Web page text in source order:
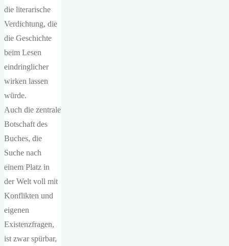
die literarische
Verdichtung, die
die Geschichte
beim Lesen
eindringlicher
wirken lassen
würde.
Auch die zentrale
Botschaft des
Buches, die
Suche nach
einem Platz in
der Welt voll mit
Konflikten und
eigenen
Existenzfragen,
ist zwar spürbar,